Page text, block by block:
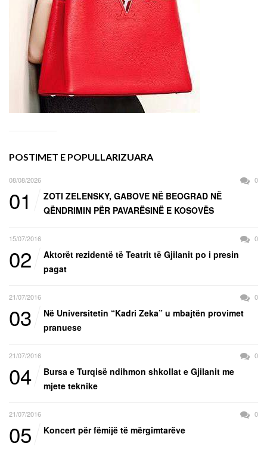
POSTIMET E POPULLARIZUARA
08/08/2026 0
01
ZOTI ZELENSKY, GABOVE NË BEOGRAD NË
QËNDRIMIN PËR PAVARËSINË E KOSOVËS
15/07/2016 0
02
Aktorët rezidentë të Teatrit të Gjilanit po i presin
pagat
21/07/2016 0
03
Në Universitetin “Kadri Zeka” u mbajtën provimet
pranuese
21/07/2016 0
04
Bursa e Turqisë ndihmon shkollat e Gjilanit me
mjete teknike
21/07/2016 0
05 Koncert për fëmijë të mërgimtarëve